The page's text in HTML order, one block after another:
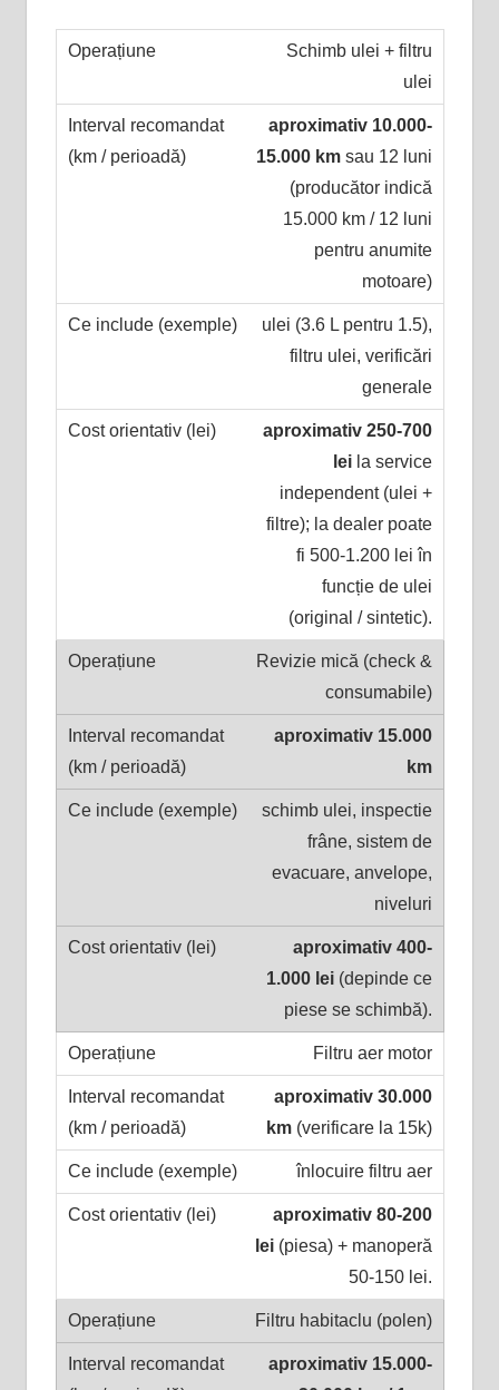
Schimb ulei + filtru
ulei
aproximativ 10.000-
15.000 kmsau 12 luni
(producător indică
15.000 km / 12 luni
pentru anumite
motoare)
ulei (3.6 L pentru 1.5),
filtru ulei, verificări
generale
aproximativ 250-700
leila service
independent (ulei +
filtre); la dealer poate
fi 500-1.200 lei în
funcție de ulei
(original / sintetic).
Revizie mică (check &
consumabile)
aproximativ 15.000
km
schimb ulei, inspectie
frâne, sistem de
evacuare, anvelope,
niveluri
aproximativ 400-
1.000 lei(depinde ce
piese se schimbă).
Filtru aer motor
aproximativ 30.000
km(verificare la 15k)
înlocuire filtru aer
aproximativ 80-200
lei(piesa) + manoperă
50-150 lei.
Filtru habitaclu (polen)
aproximativ 15.000-